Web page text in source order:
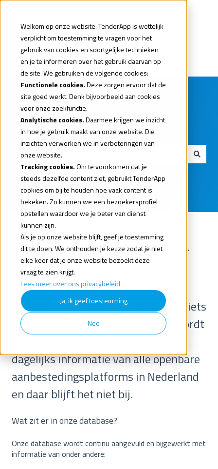
Welkom op onze website. TenderApp is wettelijk
verplicht om toestemming te vragen voor het
gebruik van cookies en soortgelijke technieken
en je te informeren over het gebruik daarvan op
de site. We gebruiken de volgende cookies:
Functionele cookies.Deze zorgen ervoor dat de
site goed werkt. Denk bijvoorbeeld aan cookies
voor onze zoekfunctie.
Analytische cookies.Daarmee krijgen we inzicht
in hoe je gebruik maakt van onze website. Die
inzichten verwerken we in verbeteringen van
onze website.
Tracking cookies.Om te voorkomen dat je
steeds dezelfde content ziet, gebruikt TenderApp
cookies om bij te houden hoe vaak content is
bekeken. Zo kunnen we een bezoekersprofiel
opstellen waardoor we je beter van dienst
kunnen zijn.
Als je op onze website blijft, geef je toestemming
dit te doen. We onthouden je keuze zodat je niet
elke keer dat je onze website bezoekt deze
vraag te zien krijgt.
Lees meer over ons privacybeleid
Ja, ik geef toestemming
Nee
Hi. Hoe kunnen we je helpen?
Er zijn geen suggesties want het zoekveld is leeg.
Knowledge Base | TenderApp
Waar haalt TenderApp haar
informatie vandaan?
Het kortste antwoord? Overal waar iets
belangrijks over aanbestedingen wordt
dagelijks informatie van alle openbare
aanbestedingsplatforms in Nederland
en daar blijft het niet bij.
Wat zit er in onze database?
Onze database wordt continu aangevuld en bijgewerkt met
informatie van onder andere: